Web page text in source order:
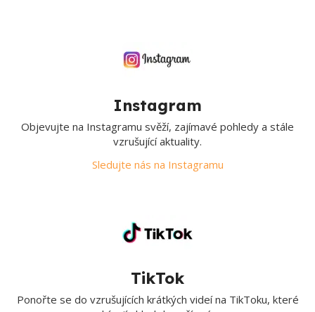
Instagram
Objevujte na Instagramu svěží, zajímavé pohledy a stále
vzrušující aktuality.
Sledujte nás na Instagramu
TikTok
Ponořte se do vzrušujících krátkých videí na TikToku, které